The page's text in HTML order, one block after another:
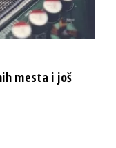
mesta i još